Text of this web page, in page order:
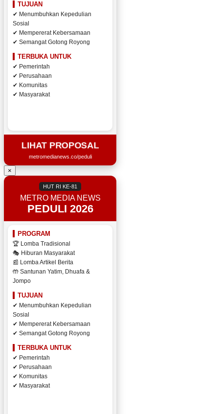
TUJUAN
✔ Menumbuhkan Kepedulian
Sosial
✔ Mempererat Kebersamaan
✔ Semangat Gotong Royong
TERBUKA UNTUK
✔ Pemerintah
✔ Perusahaan
✔ Komunitas
✔ Masyarakat
LIHAT PROPOSAL
metromedianews.co/peduli
×
HUT RI KE-81
METRO MEDIA NEWS
PEDULI 2026
PROGRAM
🏆 Lomba Tradisional
🎭 Hiburan Masyarakat
📰 Lomba Artikel Berita
🤲 Santunan Yatim, Dhuafa &
Jompo
TUJUAN
✔ Menumbuhkan Kepedulian
Sosial
✔ Mempererat Kebersamaan
✔ Semangat Gotong Royong
TERBUKA UNTUK
✔ Pemerintah
✔ Perusahaan
✔ Komunitas
✔ Masyarakat